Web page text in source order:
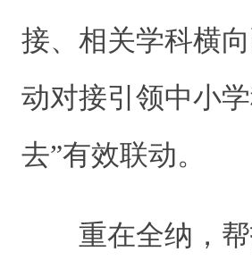
接、相关学科横
动对接引领中小
去”有效联动。
重在全纳，